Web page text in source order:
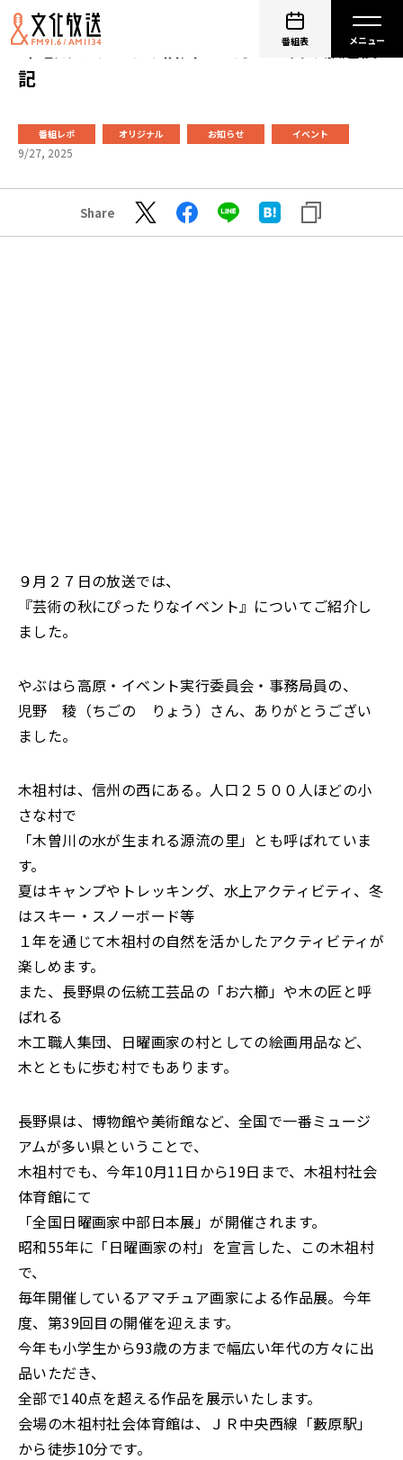
番組表
峰竜太とみんなの信州 ９月２７日の放送後
記
番組レポ オリジナル お知らせ イベント
9/27, 2025
Share
９月２７日の放送では、
『芸術の秋にぴったりなイベント』についてご紹介し
ました。
やぶはら高原・イベント実行委員会・事務局員の、
児野 稜（ちごの りょう）さん、ありがとうござい
ました。
木祖村は、信州の西にある。人口２５００人ほどの小
さな村で
「木曽川の水が生まれる源流の里」とも呼ばれていま
す。
夏はキャンプやトレッキング、水上アクティビティ、冬
はスキー・スノーボード等
１年を通じて木祖村の自然を活かしたアクティビティが
楽しめます。
また、長野県の伝統工芸品の「お六櫛」や木の匠と呼
ばれる
木工職人集団、日曜画家の村としての絵画用品など、
木とともに歩む村でもあります。
長野県は、博物館や美術館など、全国で一番ミュージ
アムが多い県ということで、
木祖村でも、今年10月11日から19日まで、木祖村社会
体育館にて
「全国日曜画家中部日本展」が開催されます。
昭和55年に「日曜画家の村」を宣言した、この木祖村
で、
毎年開催しているアマチュア画家による作品展。今年
度、第39回目の開催を迎えます。
今年も小学生から93歳の方まで幅広い年代の方々に出
品いただき、
全部で140点を超える作品を展示いたします。
会場の木祖村社会体育館は、ＪＲ中央西線「藪原駅」
から徒歩10分です。